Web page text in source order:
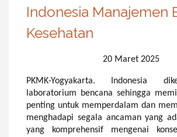
Indonesia Manajemen
Kesehatan
20 Maret 2025
PKMK-Yogyakarta. Indonesia
laboratorium bencana sehingga
penting untuk memperdalam dan
menghadapi segala ancaman yang
yang komprehensif mengenai